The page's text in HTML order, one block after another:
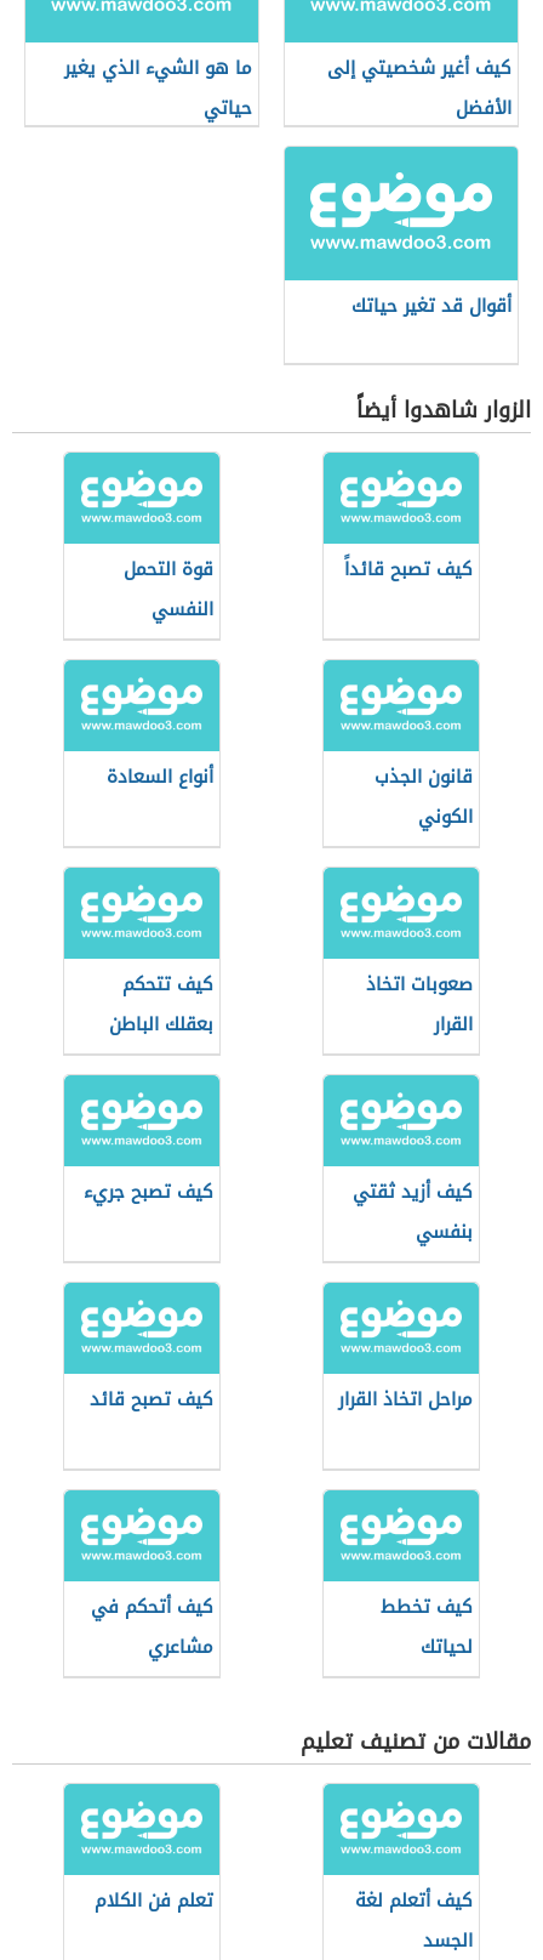
كيف أغير شخصيتي إلى
الأفضل
ما هو الشيء الذي يغير
حياتي
أقوال قد تغير حياتك
الزوار شاهدوا أيضاً
كيف تصبح قائداً
قوة التحمل
النفسي
قانون الجذب
الكوني
أنواع السعادة
صعوبات اتخاذ
القرار
كيف تتحكم
بعقلك الباطن
كيف أزيد ثقتي
بنفسي
كيف تصبح جريء
مراحل اتخاذ القرار كيف تصبح قائد
كيف تخطط
لحياتك
كيف أتحكم في
مشاعري
مقالات من تصنيف تعليم
كيف أتعلم لغة
الجسد
تعلم فن الكلام